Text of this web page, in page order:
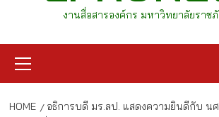
งานสื่อสารองค์กร มหาวิทยาลัยราช
Menu
HOME
อธิการบดี มร.ลป. แสดงความยินดีกับ น